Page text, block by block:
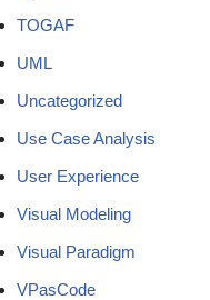
TOGAF
UML
Uncategorized
Use Case Analysis
User Experience
Visual Modeling
Visual Paradigm
VPasCode